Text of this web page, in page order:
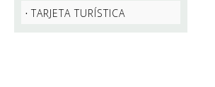
TARJETA TURÍSTICA